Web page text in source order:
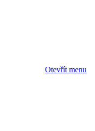
Otevřít menu